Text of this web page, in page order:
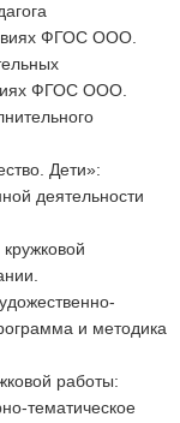
ФГОС ООО.
ФГОС ООО.
Дети»:
деятельности
и методика
работы:
тематическое